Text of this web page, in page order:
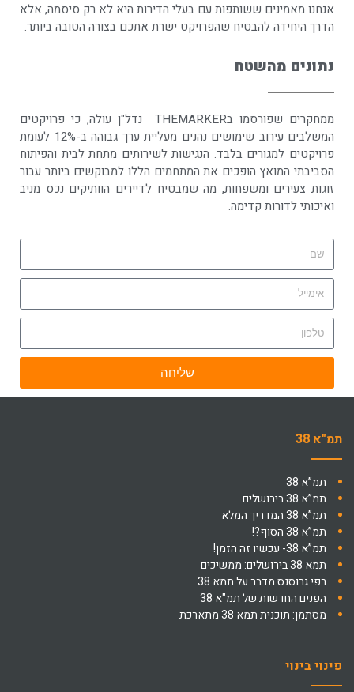
אנחנו מאמינים ששותפות עם בעלי הדירות היא לא רק סיסמה, אלא
הדרך היחידה להבטיח שהפרויקט ישרת אתכם בצורה הטובה ביותר.
נתונים מהשטח
ממחקרים שפורסמו בTHEMARKER נדל"ן עולה, כי פרויקטים
המשלבים עירוב שימושים נהנים מעליית ערך גבוהה ב-12% לעומת
פרויקטים למגורים בלבד. הנגישות לשירותים מתחת לבית והפיתוח
הסביבתי המואץ הופכים את המתחמים הללו למבוקשים ביותר עבור
זוגות צעירים ומשפחות, מה שמבטיח לדיירים הוותיקים נכס מניב
ואיכותי לדורות קדימה.
שליחה
תמ"א 38
תמ”א 38
תמ”א 38 בירושלים
תמ”א 38 המדריך המלא
תמ”א 38 הסוף?!
תמ”א 38- עכשיו זה הזמן!
תמא 38 בירושלים: ממשיכים
רפי גרוסנס מדבר על תמא 38
הפנים החדשות של תמ"א 38
מסתמן: תוכנית תמא 38 מתארכת
פינוי בינוי